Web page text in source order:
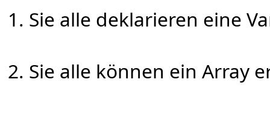
Sie alle deklarieren eine
Sie alle können ein Array